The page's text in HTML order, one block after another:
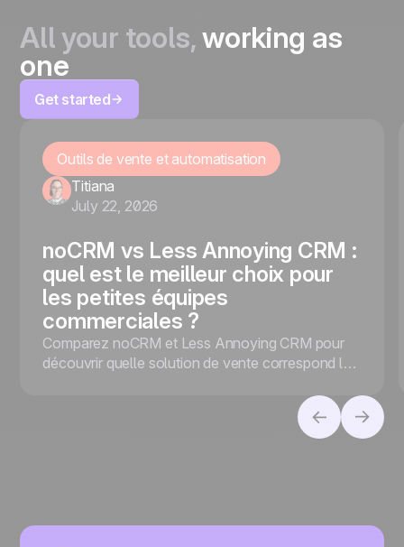
All your tools,working as
one
Get started
Outils de vente et automatisation
Titiana
July 22, 2026
noCRM vs Less Annoying CRM :
quel est le meilleur choix pour
les petites équipes
commerciales ?
Comparez noCRM et Less Annoying CRM pour
découvrir quelle solution de vente correspond le
privilégiez la conversion des leads ou la gestion